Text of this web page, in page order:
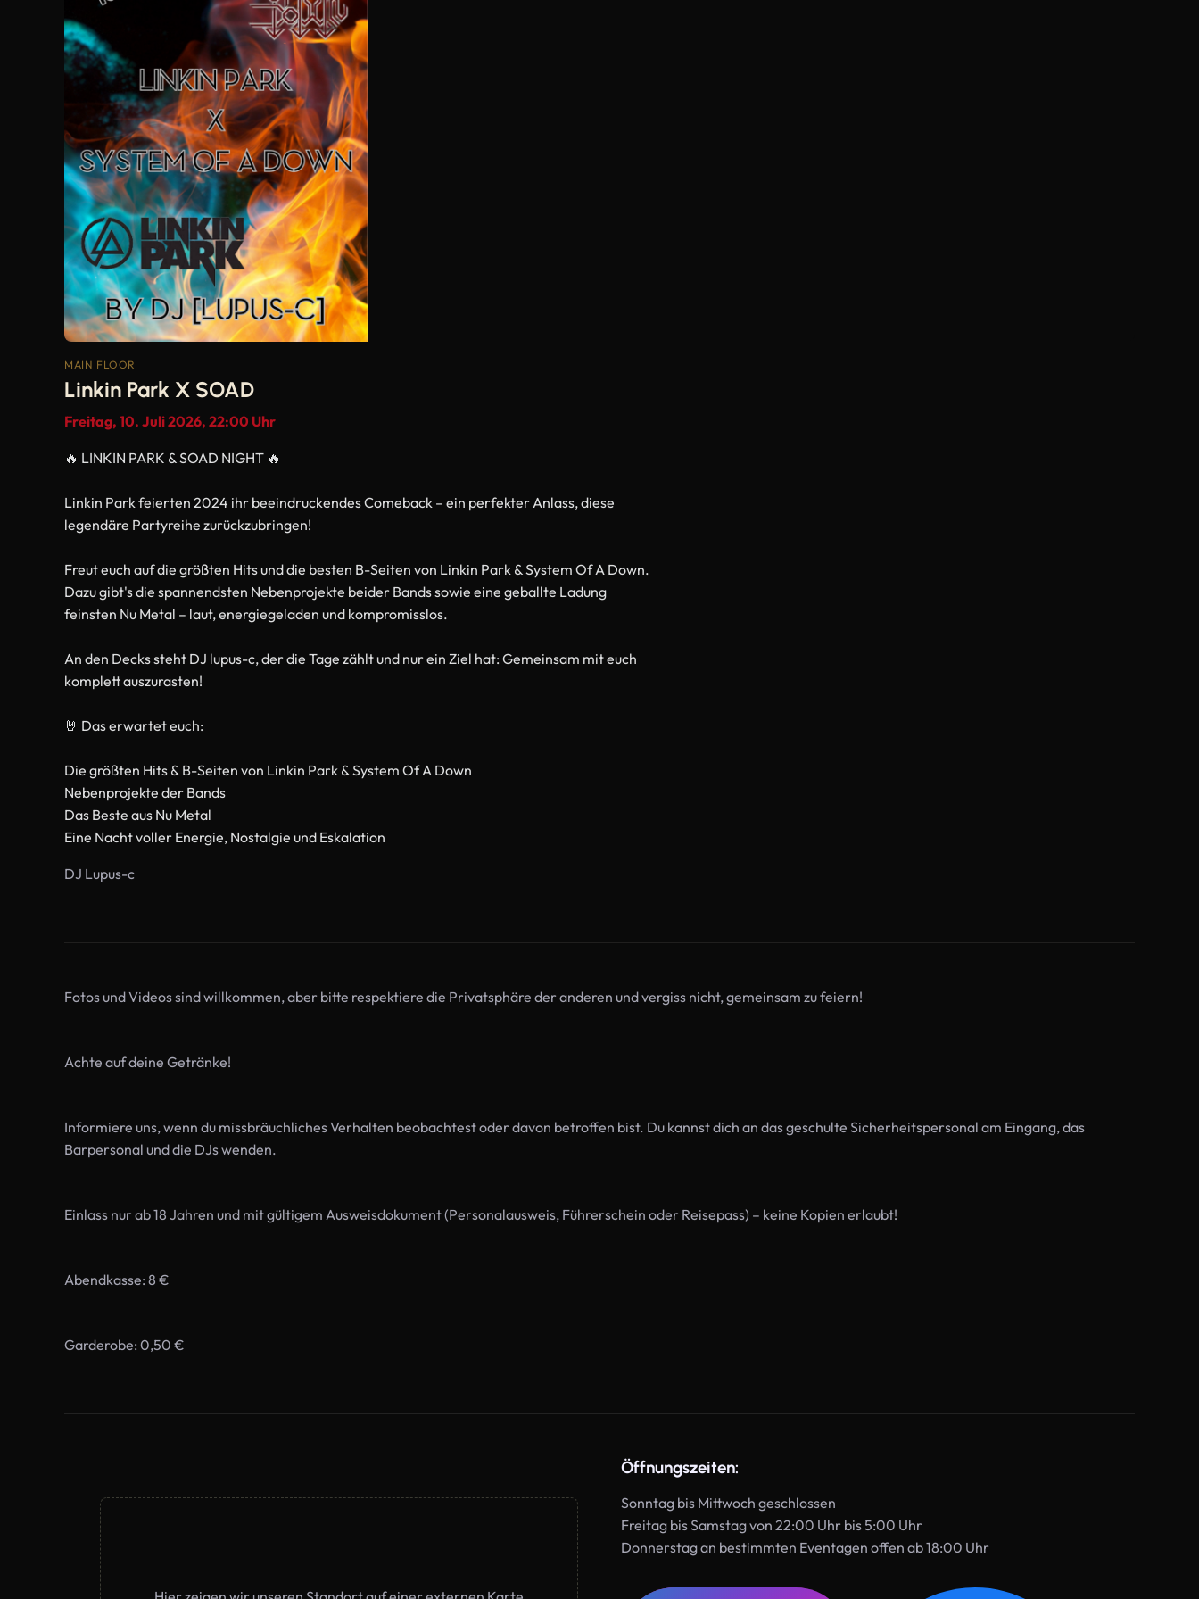
MAIN FLOOR
Linkin Park X SOAD
Freitag, 10. Juli 2026, 22:00 Uhr
🔥 LINKIN PARK & SOAD NIGHT 🔥
Linkin Park feierten 2024 ihr beeindruckendes Comeback – ein perfekter Anlass, diese
legendäre Partyreihe zurückzubringen!
Freut euch auf die größten Hits und die besten B-Seiten von Linkin Park & System Of A Down.
Dazu gibt's die spannendsten Nebenprojekte beider Bands sowie eine geballte Ladung
feinsten Nu Metal – laut, energiegeladen und kompromisslos.
An den Decks steht DJ lupus-c, der die Tage zählt und nur ein Ziel hat: Gemeinsam mit euch
komplett auszurasten!
🤘 Das erwartet euch:
Die größten Hits & B-Seiten von Linkin Park & System Of A Down
Nebenprojekte der Bands
Das Beste aus Nu Metal
Eine Nacht voller Energie, Nostalgie und Eskalation
DJ Lupus-c
Fotos und Videos sind willkommen, aber bitte respektiere die Privatsphäre der anderen und vergiss nicht, gemeinsam zu feiern!
Achte auf deine Getränke!
Informiere uns, wenn du missbräuchliches Verhalten beobachtest oder davon betroffen bist. Du kannst dich an das geschulte Sicherheitspersonal am Eingang, das
Barpersonal und die DJs wenden.
Einlass nur ab 18 Jahren und mit gültigem Ausweisdokument (Personalausweis, Führerschein oder Reisepass) – keine Kopien erlaubt!
Abendkasse: 8 €
Garderobe: 0,50 €
Öffnungszeiten:
Sonntag bis Mittwoch geschlossen
Freitag bis Samstag von 22:00 Uhr bis 5:00 Uhr
Donnerstag an bestimmten Eventagen offen ab 18:00 Uhr